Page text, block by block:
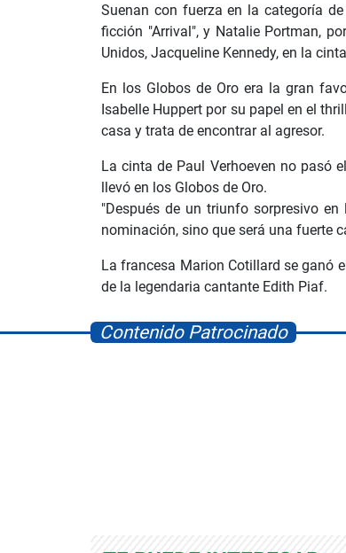
Suenan con fuerza en la categoría
ficción "Arrival", y Natalie Portman,
Unidos, Jacqueline Kennedy, en la
En los Globos de Oro era la gran
Isabelle Huppert por su papel en el
casa y trata de encontrar al agresor.
La cinta de Paul Verhoeven no pasó
llevó en los Globos de Oro.
"Después de un triunfo sorpresivo
nominación, sino que será una fuerte
La francesa Marion Cotillard se ganó
de la legendaria cantante Edith Piaf.
Contenido Patrocinado